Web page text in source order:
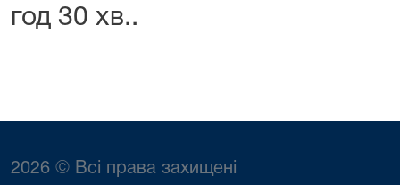
год 30 хв..
2026 © Всі права захищені